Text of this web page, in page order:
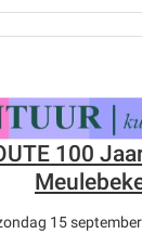
100
15